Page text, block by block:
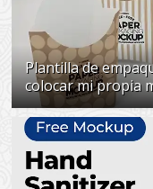
Plantilla de
colocar mi propia